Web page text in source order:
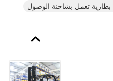
تعمل بشاحنة الوصول